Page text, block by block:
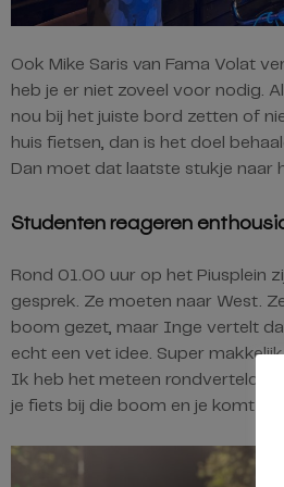
Ook Mike Saris van Fama Volat
heb je er niet zoveel voor nodig.
nou bij het juiste bord zetten of
huis fietsen, dan is het doel
Dan moet dat laatste stukje naar
Studenten reageren
Rond 01.00 uur op het Piusplein
gesprek. Ze moeten naar West.
boom gezet, maar Inge vertelt
echt een vet idee. Super
Ik heb het meteen rondverteld bij
je fiets bij die boom en je komt